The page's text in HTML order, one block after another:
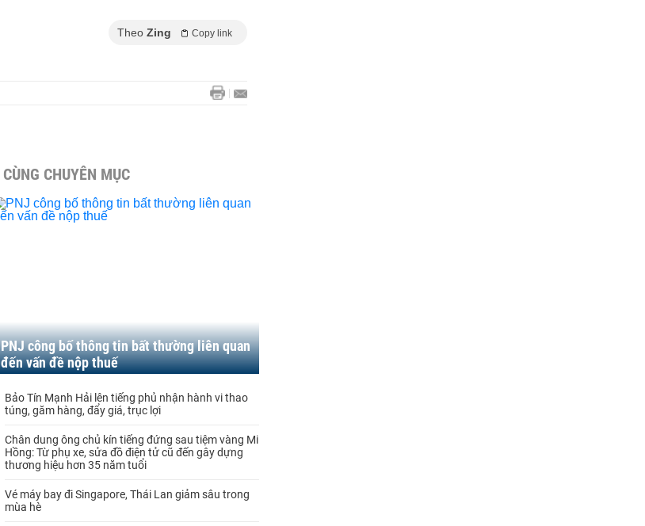
Theo Zing Copy link
CÙNG CHUYÊN MỤC
PNJ công bố thông tin bất thường liên quan
đến vấn đề nộp thuế
Bảo Tín Mạnh Hải lên tiếng phủ nhận hành vi thao
túng, găm hàng, đẩy giá, trục lợi
Chân dung ông chủ kín tiếng đứng sau tiệm vàng Mi
Hồng: Từ phụ xe, sửa đồ điện tử cũ đến gây dựng
thương hiệu hơn 35 năm tuổi
Vé máy bay đi Singapore, Thái Lan giảm sâu trong
mùa hè